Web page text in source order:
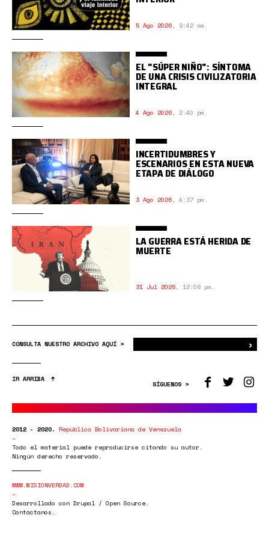
5 Ago 2026, 9:42 am.
EL "SÚPER NIÑO": SÍNTOMA
DE UNA CRISIS CIVILIZATORIA
INTEGRAL
4 Ago 2026, 2:40 pm.
INCERTIDUMBRES Y
ESCENARIOS EN ESTA NUEVA
ETAPA DE DIÁLOGO
3 Ago 2026, 4:37 pm.
LA GUERRA ESTÁ HERIDA DE
MUERTE
31 Jul 2026, 12:08 pm.
CONSULTA NUESTRO ARCHIVO AQUÍ > ›
IR ARRIBA
SÍGUENOS >
2012 - 2020. República Bolivariana de Venezuela
Todo el material puede reproducirse citando su autor.
Ningún derecho reservado.
WWW.MISIONVERDAD.COM
Desarrollado con Drupal / Open Source.
Contáctanos.